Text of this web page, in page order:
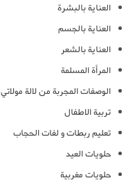
العناية بالبشرة
العناية بالجسم
العناية بالشعر
المرأة المسلمة
الوصفات المجربة من لالة مولاتي
تربية الاطفال
تعليم ربطات و لفات الحجاب
حلويات العيد
حلويات مغربية